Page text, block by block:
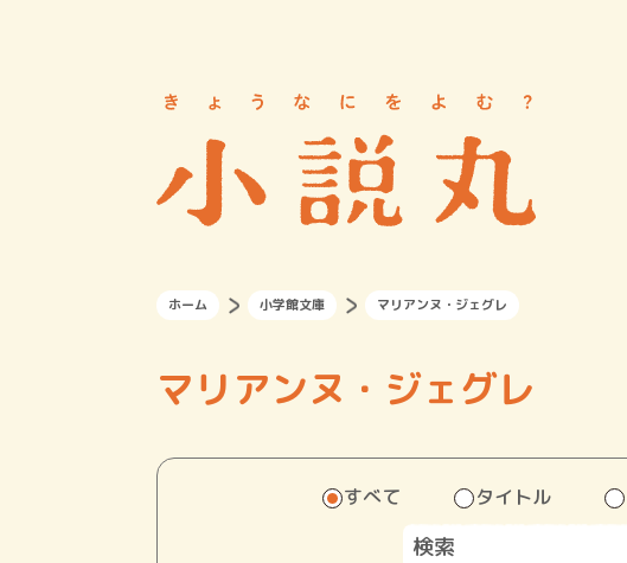
ホーム 小学館文庫 マリアンヌ・ジェグレ
マリアンヌ・ジェグレ
すべて タイトル